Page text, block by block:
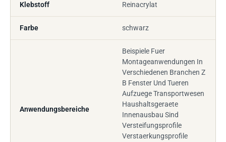
Klebstoff Reinacrylat
Farbe schwarz
Anwendungsbereiche
Beispiele Fuer
Montageanwendungen In
Verschiedenen Branchen Z
B Fenster Und Tueren
Aufzuege Transportwesen
Haushaltsgeraete
Innenausbau Sind
Versteifungsprofile
Verstaerkungsprofile